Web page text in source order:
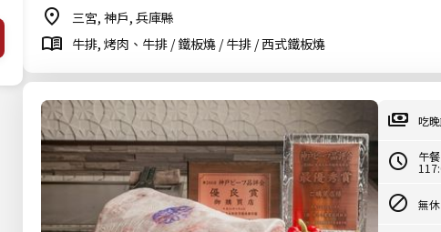
三宮, 神戶, 兵庫縣
牛排, 烤肉、牛排 / 鐵板燒 / 牛排 / 西式鐵板燒
吃
午
無休